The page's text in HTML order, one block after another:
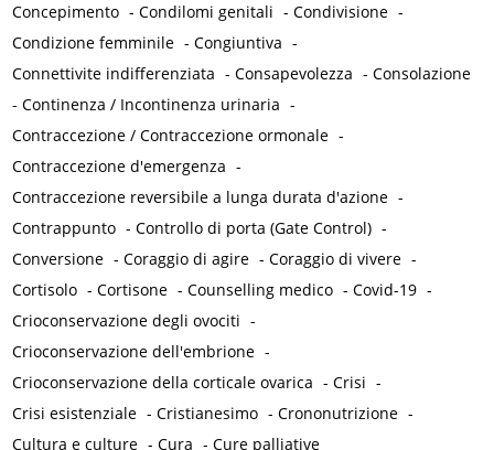
Concepimento -Condilomi genitali -Condivisione -
Condizione femminile -Congiuntiva -
Connettivite indifferenziata -Consapevolezza -Consolazione
-Continenza / Incontinenza urinaria -
Contraccezione / Contraccezione ormonale -
Contraccezione d'emergenza -
Contraccezione reversibile a lunga durata d'azione -
Contrappunto -Controllo di porta (Gate Control) -
Conversione -Coraggio di agire -Coraggio di vivere -
Cortisolo -Cortisone -Counselling medico -Covid-19 -
Crioconservazione degli ovociti -
Crioconservazione dell'embrione -
Crioconservazione della corticale ovarica -Crisi -
Crisi esistenziale -Cristianesimo -Crononutrizione -
Cultura e culture -Cura -Cure palliative